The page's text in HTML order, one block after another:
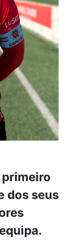
primeiro
dos seus